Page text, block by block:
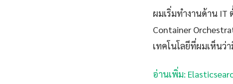
ผมเริ่มทำงานด้าน IT
Container
เทคโนโลยีที่ผมเห็นว่
อ่านเพิ่ม: